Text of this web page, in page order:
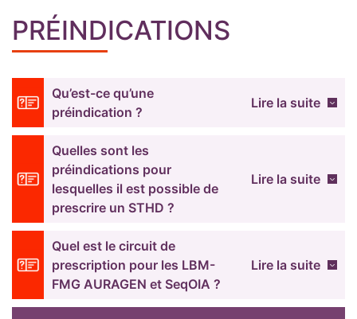
PRÉINDICATIONS
Qu’est-ce qu’une
préindication ?
Lire la suite
Quelles sont les
préindications pour
lesquelles il est possible de
prescrire un STHD ?
Lire la suite
Quel est le circuit de
prescription pour les LBM-
FMG AURAGEN et SeqOIA ?
Lire la suite